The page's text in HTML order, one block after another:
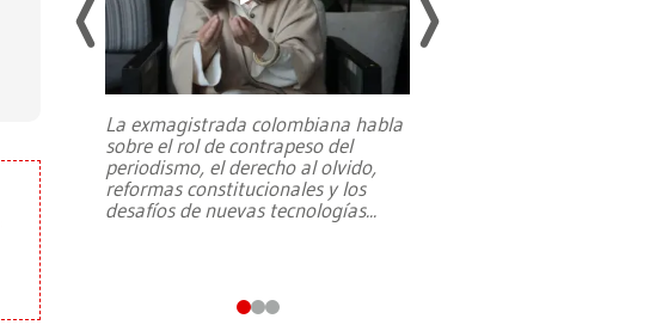
La exmagistrada colombiana habla
sobre el rol de contrapeso del
periodismo, el derecho al olvido,
reformas constitucionales y los
desafíos de nuevas tecnologías...